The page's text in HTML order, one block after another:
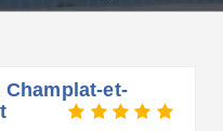
Champlat-et-